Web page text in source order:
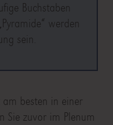
Buchstaben
werden
sein.
besten in einer
Sie zuvor im Plenum